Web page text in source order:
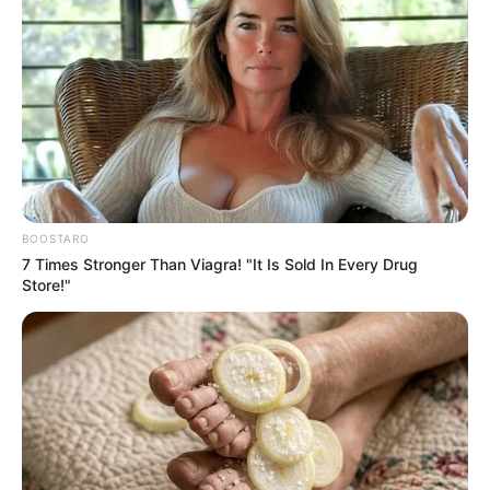
dos ACS/ACE.
Antes da sanção feira pelo Governo Federal, foi publicado no Diário
Oficial da União, em: 21/12/2021, Edição: 239, Seção: 1, Página: 1.
Órgão: Atos do Poder Legislativo - a edição daLei Federal nº
14.194, indicando o Reajuste do Piso Nacional aos Agentes
Comunitários e de Combate às Endemias. Mas, ainda não houve a
publicação da Portaria que define o valor a ser pago a cada
agente.
BOOSTARO
7 Times Stronger Than Viagra! "It Is Sold In Every Drug
Store!"